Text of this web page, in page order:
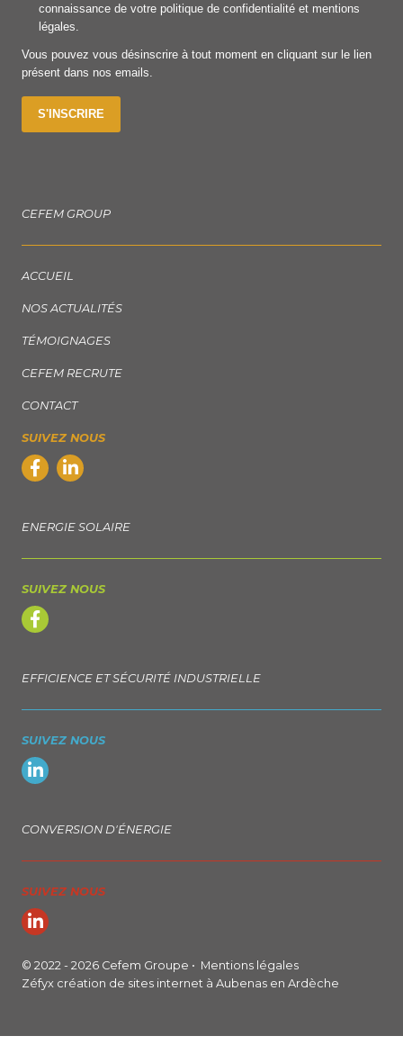
connaissance de votre politique de confidentialité et mentions
légales.
Vous pouvez vous désinscrire à tout moment en cliquant sur le lien
présent dans nos emails.
S'INSCRIRE
CEFEM GROUP
ACCUEIL
NOS ACTUALITÉS
TÉMOIGNAGES
CEFEM RECRUTE
CONTACT
SUIVEZ NOUS
ENERGIE SOLAIRE
SUIVEZ NOUS
EFFICIENCE ET SÉCURITÉ INDUSTRIELLE
SUIVEZ NOUS
CONVERSION D'ÉNERGIE
SUIVEZ NOUS
© 2022 - 2026 Cefem Groupe • Mentions légales
Zéfyx création de sites internet à Aubenas en Ardèche